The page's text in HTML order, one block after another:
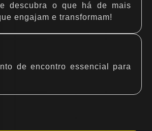
descubra o que há de mais
engajam e transformam!
de encontro essencial para